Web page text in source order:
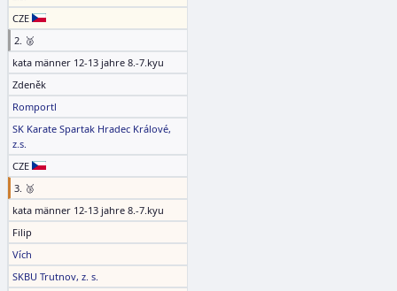
CZE
2. 🥈
kata männer 12-13 jahre 8.-7.kyu
Zdeněk
Romportl
SK Karate Spartak Hradec Králové,
z.s.
CZE
3. 🥉
kata männer 12-13 jahre 8.-7.kyu
Filip
Vích
SKBU Trutnov, z. s.